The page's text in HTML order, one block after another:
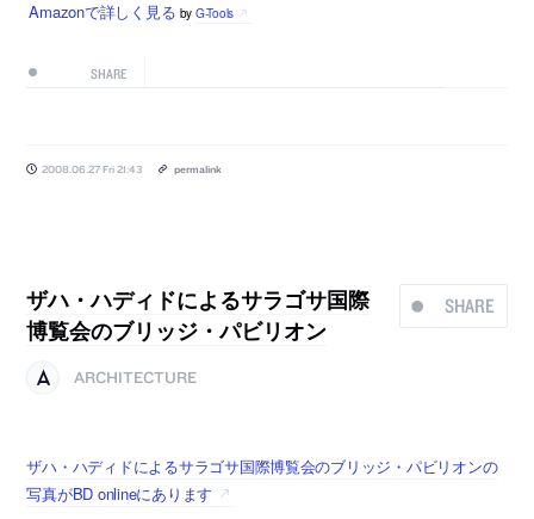
Amazonで詳しく見る by G-Tools
SHARE
2008.06.27 Fri 21:43 permalink
SHARE
ザハ・ハディドによるサラゴサ国際
博覧会のブリッジ・パビリオン
ARCHITECTURE
ザハ・ハディドによるサラゴサ国際博覧会のブリッジ・パビリオンの
写真がBD onlineにあります